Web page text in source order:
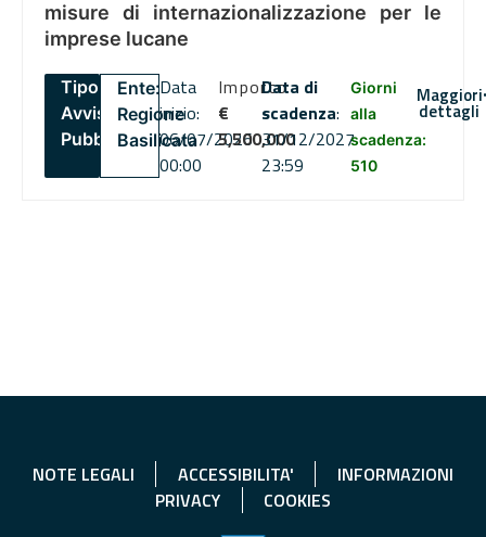
misure di internazionalizzazione per le
imprese lucane
Tipo:
Avviso
Pubblico
Ente:
Regione
Basilicata
Data
inizio:
06/07/2026
00:00
Importo
€
5,500,000
Data di
scadenza:
31/12/2027
23:59
Giorni
alla
scadenza:
510
Maggiori
dettagli
NOTE LEGALI ACCESSIBILITA'
INFORMAZIONI
PRIVACY
COOKIES